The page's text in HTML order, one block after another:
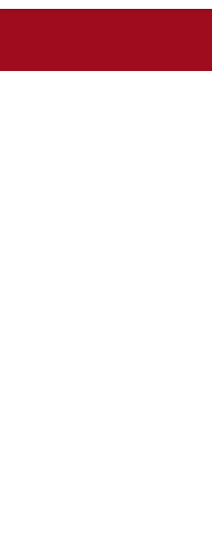
Perú